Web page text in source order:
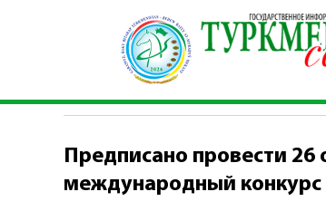
\ Хроника \ Предписано
ХРОНИКА
Предписано провести 26
международный конкурс